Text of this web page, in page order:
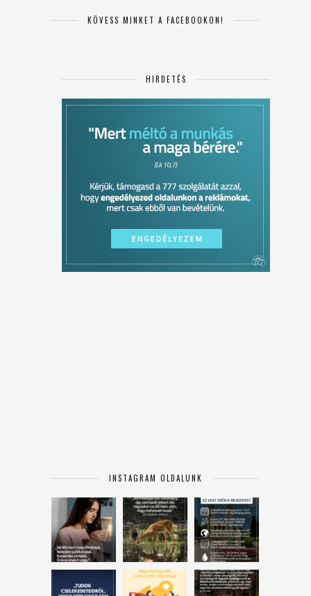
KÖVESS MINKET A FACEBOOKON!
HIRDETÉS
INSTAGRAM OLDALUNK